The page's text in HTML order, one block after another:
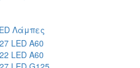
Λάμπες
LED A60
LED A60